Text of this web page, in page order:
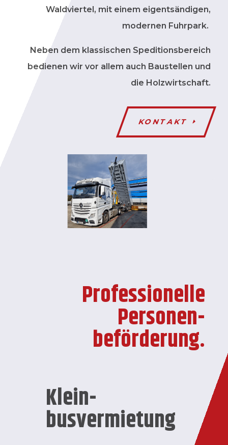
Waldviertel, mit einem eigentsändigen,
modernen Fuhrpark.
Neben dem klassischen Speditionsbereich
bedienen wir vor allem auch Baustellen und
die Holzwirtschaft.
KONTAKT
Professionelle
Personen­
beförderung.
Klein­
busvermietung